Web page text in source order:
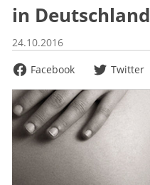
in Deutschland
24.10.2016
Facebook
Twitter